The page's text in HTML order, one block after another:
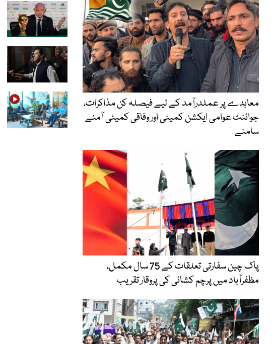
معاہدے پر عملدرآمد کے لیے فیصلہ کن مذاکرات،
جوائنٹ عوامی ایکشن کمیٹی اور وفاقی کمیٹی آمنے
سامنے
پاک چین سفارتی تعلقات کے 75 سال مکمل،
مظفرآباد میں پرچم کشائی کی پروقار تقریب